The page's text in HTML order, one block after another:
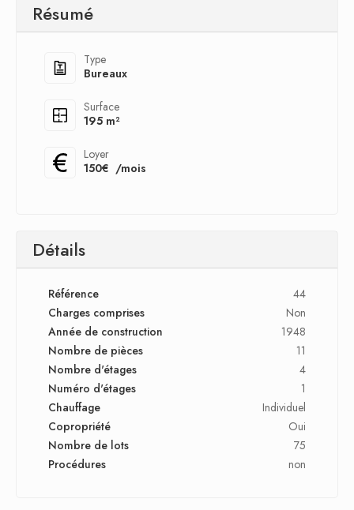
Résumé
Type
Bureaux
Surface
195 m²
Loyer
150€ /mois
Détails
Référence
44
Charges comprises
Non
Année de construction
1948
Nombre de pièces
11
Nombre d'étages
4
Numéro d'étages
1
Chauffage
Individuel
Copropriété
Oui
Nombre de lots
75
Procédures
non